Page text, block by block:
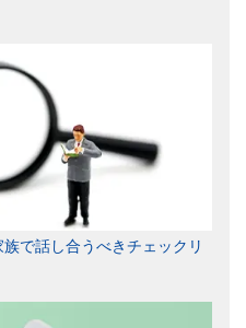
で話し合うべきチェックリ